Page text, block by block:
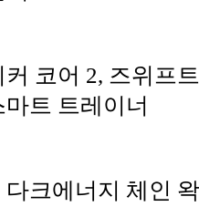
코어 2, 즈위프
마트 트레이너
크에너지 체인